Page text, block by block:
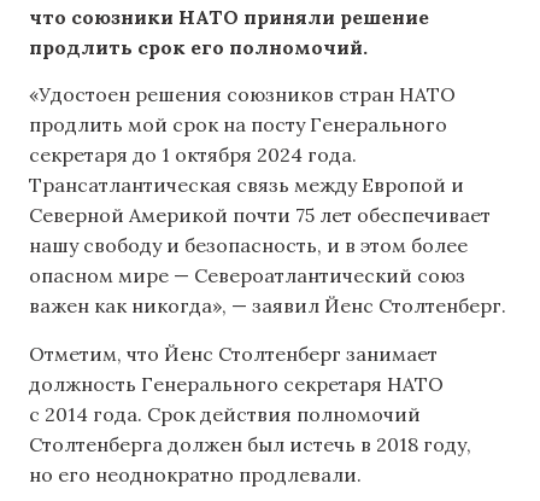
что союзники НАТО приняли решение
продлить срок его полномочий.
«Удостоен решения союзников стран НАТО
продлить мой срок на посту Генерального
секретаря до 1 октября 2024 года.
Трансатлантическая связь между Европой и
Северной Америкой почти 75 лет обеспечивает
нашу свободу и безопасность, и в этом более
опасном мире — Североатлантический союз
важен как никогда», — заявил Йенс Столтенберг.
Отметим, что Йенс Столтенберг занимает
должность Генерального секретаря НАТО
с 2014 года. Срок действия полномочий
Столтенберга должен был истечь в 2018 году,
но его неоднократно продлевали.